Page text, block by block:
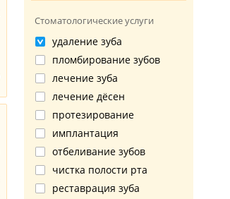
Стоматологические услуги
удаление зуба
пломбирование зубов
лечение зуба
лечение дёсен
протезирование
имплантация
отбеливание зубов
чистка полости рта
реставрация зуба